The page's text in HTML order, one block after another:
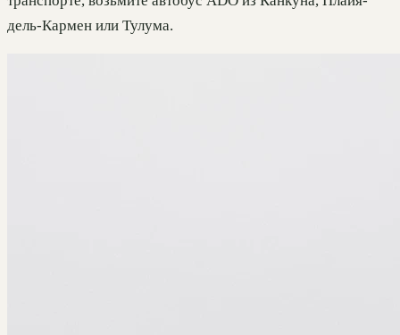
дель-Кармен или Тулума.